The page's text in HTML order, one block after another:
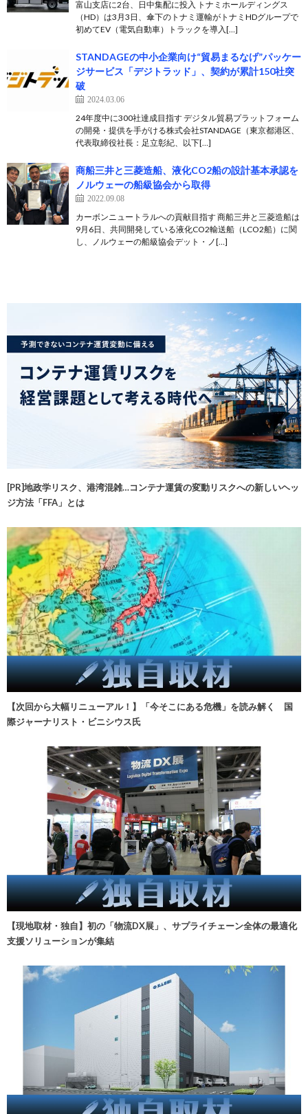
富山支店に2台、日中集配に投入 トナミホールディングス
（HD）は3月3日、傘下のトナミ運輸がトナミHDグループで
初めてEV（電気自動車）トラックを導入[…]
STANDAGEの中小企業向け“貿易まるなげ”パッケー
ジサービス「デジトラッド」、契約が累計150社突
破
2024.03.06
24年度中に300社達成目指す デジタル貿易プラットフォーム
の開発・提供を手がける株式会社STANDAGE（東京都港区、
代表取締役社長：足立彰紀、以下[…]
商船三井と三菱造船、液化CO2船の設計基本承認を
ノルウェーの船級協会から取得
2022.09.08
カーボンニュートラルへの貢献目指す 商船三井と三菱造船は
9月6日、共同開発している液化CO2輸送船（LCO2船）に関
し、ノルウェーの船級協会デット・ノ[…]
[PR]地政学リスク、港湾混雑…コンテナ運賃の変動リスクへの新しいヘッ
ジ方法「FFA」とは
【次回から大幅リニューアル！】「今そこにある危機」を読み解く 国
際ジャーナリスト・ビニシウス氏
【現地取材・独自】初の「物流DX展」、サプライチェーン全体の最適化
支援ソリューションが集結